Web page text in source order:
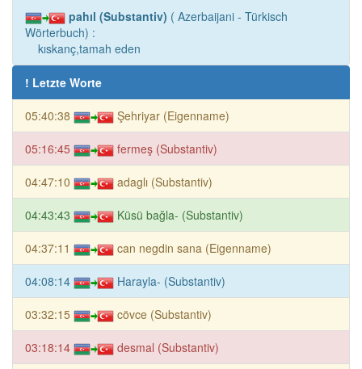
pahıl (Substantiv) ( Azerbaijani - Türkisch
Wörterbuch) :
kıskanç,tamah eden
! Letzte Worte
05:40:38 Şehriyar (Eigenname)
05:16:45 fermeş (Substantiv)
04:47:10 adaglı (Substantiv)
04:43:43 Küsü bağla- (Substantiv)
04:37:11 can negdin sana (Eigenname)
04:08:14 Harayla- (Substantiv)
03:32:15 cövce (Substantiv)
03:18:14 desmal (Substantiv)